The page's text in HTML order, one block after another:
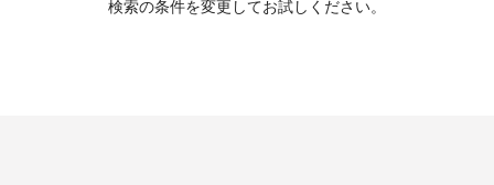
検索の条件を変更してお試しください。